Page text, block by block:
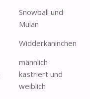
Snowball und
Mulan
Widderkaninchen
männlich
kastriert und
weiblich